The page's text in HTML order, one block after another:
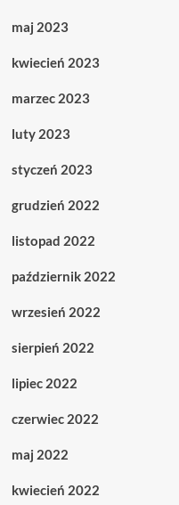
maj 2023
kwiecień 2023
marzec 2023
luty 2023
styczeń 2023
grudzień 2022
listopad 2022
październik 2022
wrzesień 2022
sierpień 2022
lipiec 2022
czerwiec 2022
maj 2022
kwiecień 2022